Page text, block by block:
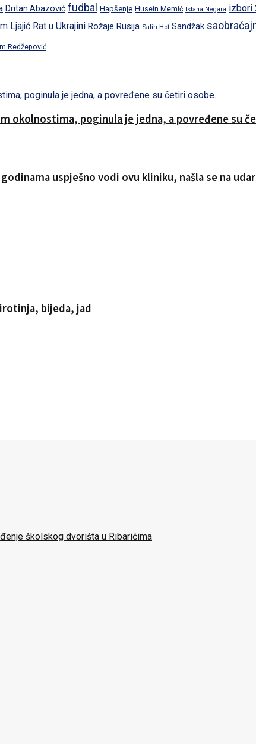
Dritan Abazović fudbal Hapšenje Husein Memić Istana Negara izbori
Ljajić Rat u Ukrajini Rožaje Rusija Salih Hot Sandžak
Redžepović
okolnostima, poginula je jedna, a povređene su
uspješno vodi ovu kliniku, našla se na
bijeda, jad
školskog dvorišta u Ribarićima